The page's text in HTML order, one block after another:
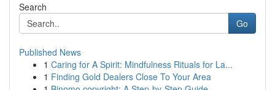
Search
Go
Published News
1 Caring for A Spirit: Mindfulness Rituals for La...
1 Finding Gold Dealers Close To Your Area